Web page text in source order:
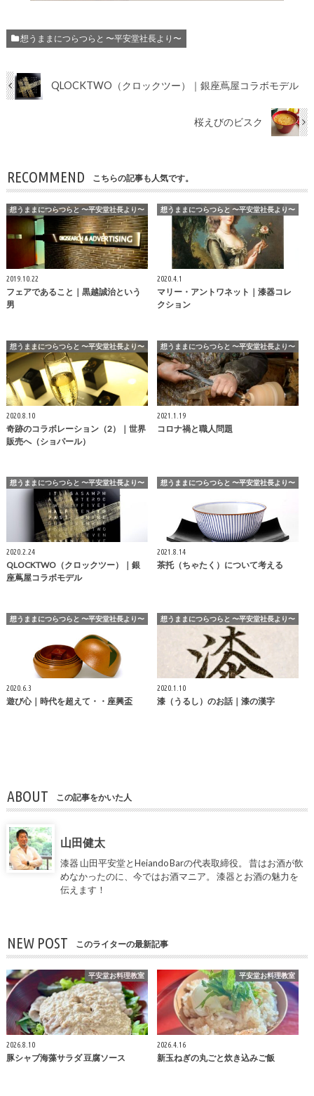
想うままにつらつらと 〜平安堂社長より〜
QLOCKTWO（クロックツー）｜銀座蔦屋コラボモデル
桜えびのビスク
RECOMMEND こちらの記事も人気です。
想うままにつらつらと 〜平安堂社長より〜
2019.10.22
フェアであること｜黒越誠治という
男
想うままにつらつらと 〜平安堂社長より〜
2020.4.1
マリー・アントワネット｜漆器コレ
クション
想うままにつらつらと 〜平安堂社長より〜
2020.8.10
奇跡のコラボレーション（2）｜世界
販売へ（ショパール）
想うままにつらつらと 〜平安堂社長より〜
2021.1.19
コロナ禍と職人問題
想うままにつらつらと 〜平安堂社長より〜
2020.2.24
QLOCKTWO（クロックツー）｜銀
座蔦屋コラボモデル
想うままにつらつらと 〜平安堂社長より〜
2021.8.14
茶托（ちゃたく）について考える
想うままにつらつらと 〜平安堂社長より〜
2020.6.3
遊び心｜時代を超えて・・座興盃
想うままにつらつらと 〜平安堂社長より〜
2020.1.10
漆（うるし）のお話｜漆の漢字
ABOUT この記事をかいた人
山田健太
漆器 山田平安堂とHeiando Barの代表取締役。 昔はお酒が飲
めなかったのに、今ではお酒マニア。 漆器とお酒の魅力を
伝えます！
NEW POST このライターの最新記事
平安堂お料理教室
2026.8.10
豚シャブ海藻サラダ 豆腐ソース
平安堂お料理教室
2026.4.16
新玉ねぎの丸ごと炊き込みご飯